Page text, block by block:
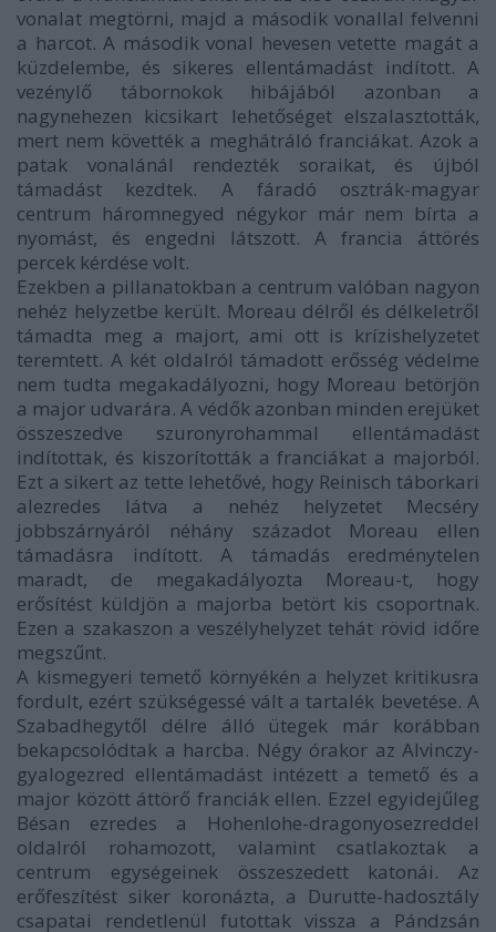
vonalat megtörni, majd a második vonallal felvenni
a harcot. A második vonal hevesen vetette magát a
küzdelembe, és sikeres ellentámadást indított. A
vezénylő tábornokok hibájából azonban a
nagynehezen kicsikart lehetőséget elszalasztották,
mert nem követték a meghátráló franciákat. Azok a
patak vonalánál rendezték soraikat, és újból
támadást kezdtek. A fáradó osztrák-magyar
centrum háromnegyed négykor már nem bírta a
nyomást, és engedni látszott. A francia áttörés
percek kérdése volt.
Ezekben a pillanatokban a centrum valóban nagyon
nehéz helyzetbe került. Moreau délről és délkeletről
támadta meg a majort, ami ott is krízishelyzetet
teremtett. A két oldalról támadott erősség védelme
nem tudta megakadályozni, hogy Moreau betörjön
a major udvarára. A védők azonban minden erejüket
összeszedve szuronyrohammal ellentámadást
indítottak, és kiszorították a franciákat a majorból.
Ezt a sikert az tette lehetővé, hogy Reinisch táborkari
alezredes látva a nehéz helyzetet Mecséry
jobbszárnyáról néhány századot Moreau ellen
támadásra indított. A támadás eredménytelen
maradt, de megakadályozta Moreau-t, hogy
erősítést küldjön a majorba betört kis csoportnak.
Ezen a szakaszon a veszélyhelyzet tehát rövid időre
megszűnt.
A kismegyeri temető környékén a helyzet kritikusra
fordult, ezért szükségessé vált a tartalék bevetése. A
Szabadhegytől délre álló ütegek már korábban
bekapcsolódtak a harcba. Négy órakor az Alvinczy-
gyalogezred ellentámadást intézett a temető és a
major között áttörő franciák ellen. Ezzel egyidejűleg
Bésan ezredes a Hohenlohe-dragonyosezreddel
oldalról rohamozott, valamint csatlakoztak a
centrum egységeinek összeszedett katonái. Az
erőfeszítést siker koronázta, a Durutte-hadosztály
csapatai rendetlenül futottak vissza a Pándzsán